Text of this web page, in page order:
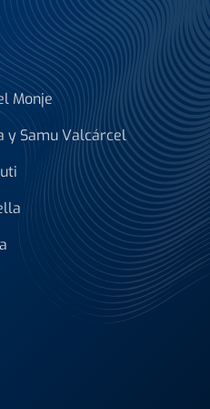
Monje
y Samu Valcárcel